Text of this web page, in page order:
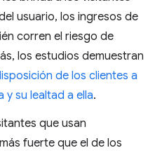
usuario, los ingresos de
corren el riesgo de
los estudios demuestran
de los clientes a
y su lealtad a ella.
que usan
fuerte que el de los